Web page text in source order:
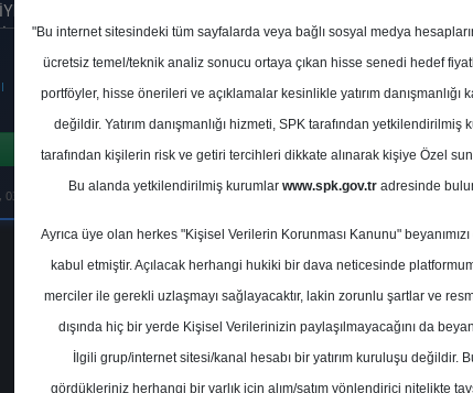
PETROL
%-1.70
03 Haziran 2024
En
Tahmini
Kurum Sayısı 9
"Bu internet sitesindeki tüm sayfalarda veya bağlı sosyal medya
ücretsiz temel/teknik analiz sonucu ortaya çıkan hisse senedi hedef
portföyler, hisse önerileri ve açıklamalar kesinlikle yatırım danışmanlığı
değildir. Yatırım danışmanlığı hizmeti, SPK tarafından yetkilendirilmiş
tarafından kişilerin risk ve getiri tercihleri dikkate alınarak kişiye Özel
Bu alanda yetkilendirilmiş kurumlar www.spk.gov.tradresinde
Ayrıca üye olan herkes "Kişisel Verilerin Korunması Kanunu"
kabul etmiştir. Açılacak herhangi hukiki bir dava neticesinde
merciler ile gerekli uzlaşmayı sağlayacaktır, lakin zorunlu şartlar ve
dışında hiç bir yerde Kişisel Verilerinizin paylaşılmayacağını da
İlgili grup/internet sitesi/kanal hesabı bir yatırım kuruluşu değildir.
gördükleriniz herhangi bir varlık için alım/satım yönlendirici nitelikte